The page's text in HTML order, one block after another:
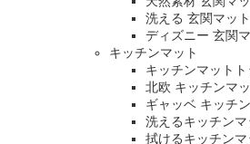
洗える 玄関マット
ディズニー 玄関
キッチンマット
キッチンマット
北欧 キッチンマ
ギャッベ キッチ
洗えるキッチンマ
拭けるキッチンマ